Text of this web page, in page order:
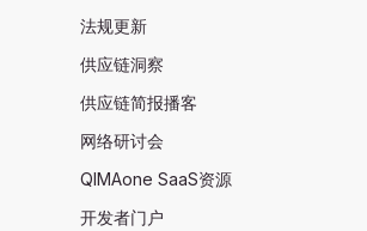
法规更新
供应链洞察
供应链简报播客
网络研讨会
QIMAone SaaS资源
开发者门户